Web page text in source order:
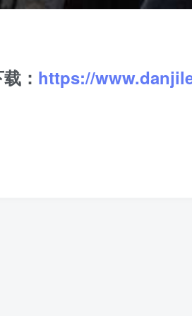
： https://